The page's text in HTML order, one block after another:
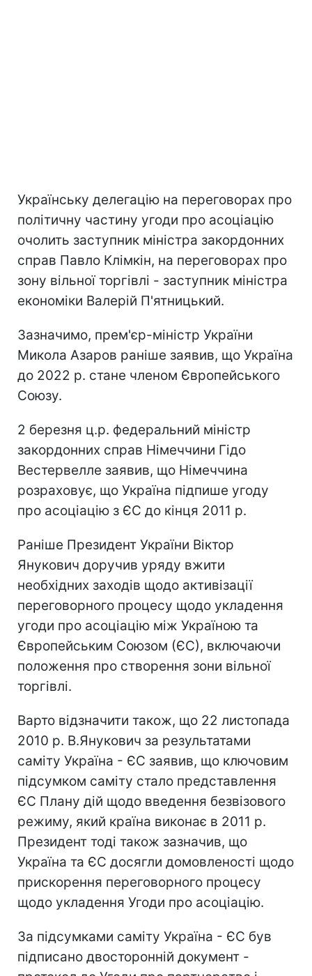
Українську делегацiю на переговорах про
полiтичну частину угоди про асоцiацiю
очолить заступник мiнiстра закордонних
справ Павло Клiмкiн, на переговорах про
зону вiльної торгiвлi - заступник мiнiстра
економiки Валерiй П'ятницький.
Зазначимо, прем'єр-міністр України
Микола Азаров раніше заявив, що Україна
до 2022 р. стане членом Європейського
Союзу.
2 березня ц.р. федеральний міністр
закордонних справ Німеччини Гідо
Вестервелле заявив, що Німеччина
розраховує, що Україна підпише угоду
про асоціацію з ЄС до кінця 2011 р.
Раніше Президент України Віктор
Янукович доручив уряду вжити
необхідних заходів щодо активізації
переговорного процесу щодо укладення
угоди про асоціацію між Україною та
Європейським Союзом (ЄС), включаючи
положення про створення зони вільної
торгівлі.
Варто відзначити також, що 22 листопада
2010 р. В.Янукович за результатами
саміту Україна - ЄС заявив, що ключовим
підсумком саміту стало представлення
ЄС Плану дій щодо введення безвізового
режиму, який країна виконає в 2011 р.
Президент тоді також зазначив, що
Україна та ЄС досягли домовленості щодо
прискорення переговорного процесу
щодо укладення Угоди про асоціацію.
За підсумками саміту Україна - ЄС був
підписано двосторонній документ -